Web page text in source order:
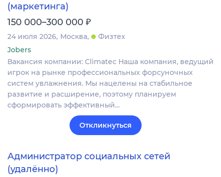
(маркетинга)
150 000–300 000 ₽
24 июля 2026 Москва
Физтех
Jobers
Вакансия компании: Climatec Наша компания, ведущий
игрок на рынке профессиональных форсуночных
систем увлажнения. Мы нацелены на стабильное
развитие и расширение, поэтому планируем
сформировать эффективный…
Откликнуться
Администратор социальных сетей
(удалённо)